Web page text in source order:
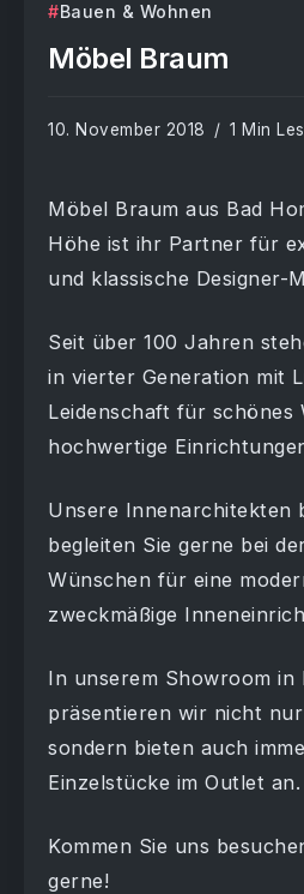
Bauen & Wohnen
Möbel Braum
10. November 2018 1 Min
Möbel Braum aus Bad
Höhe ist ihr Partner für
und klassische Designer-
Seit über 100 Jahren
in vierter Generation mit
Leidenschaft für schönes
hochwertige
Unsere Innenarchitekten
begleiten Sie gerne bei
Wünschen für eine
zweckmäßige
In unserem Showroom in
präsentieren wir nicht
sondern bieten auch
Einzelstücke im Outlet an.
Kommen Sie uns
gerne!